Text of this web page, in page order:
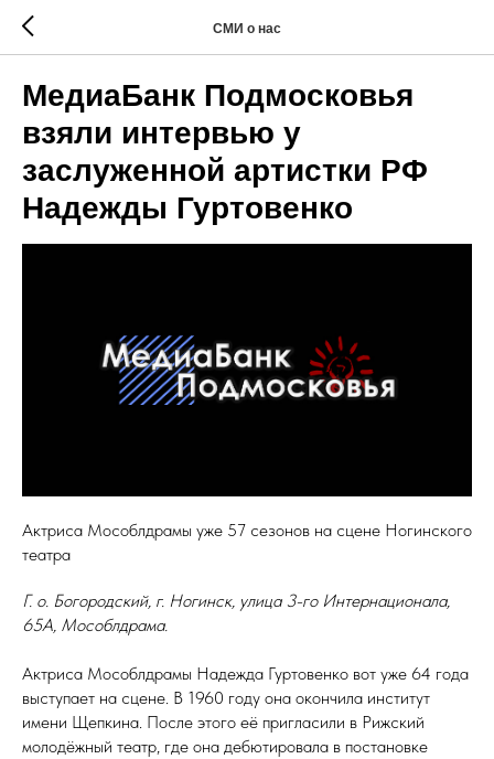
СМИ о нас
МедиаБанк Подмосковья
взяли интервью у
заслуженной артистки РФ
Надежды Гуртовенко
Актриса Мособлдрамы уже 57 сезонов на сцене Ногинского
театра
Г. о. Богородский, г. Ногинск, улица 3-го Интернационала,
65А, Мособлдрама.
Актриса Мособлдрамы Надежда Гуртовенко вот уже 64 года
выступает на сцене. В 1960 году она окончила институт
имени Щепкина. После этого её пригласили в Рижский
молодёжный театр, где она дебютировала в постановке